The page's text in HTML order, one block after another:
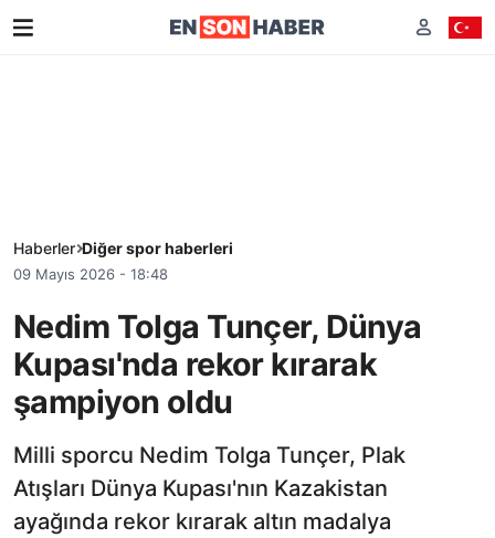
Haberler Diğer spor haberleri
09 Mayıs 2026 - 18:48
Nedim Tolga Tunçer, Dünya
Kupası'nda rekor kırarak
şampiyon oldu
Milli sporcu Nedim Tolga Tunçer, Plak
Atışları Dünya Kupası'nın Kazakistan
ayağında rekor kırarak altın madalya